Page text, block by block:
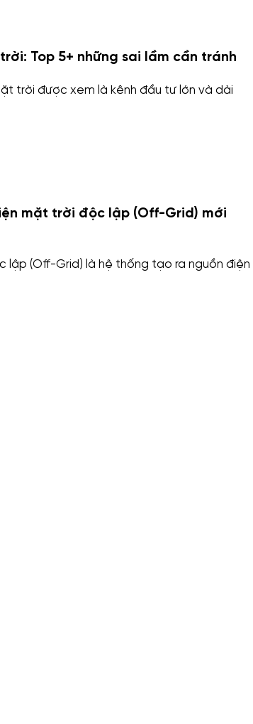
Top 5+ những sai lầm cần tránh
trời được xem là kênh đầu tư lớn và dài
mặt trời độc lập (Off-Grid) mới
lập (Off-Grid) là hệ thống tạo ra nguồn điện